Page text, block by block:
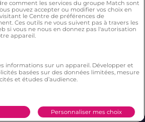
applicables aux Events
un contenu illégal
de personnes ayant déjà fait une
France, Italie et Espagne. Chiffre obtenu
résultats d’une enquête réalisée par
2023, sur 6011 personnes résidant en
âgés de plus de 18 ans,par rapport à la
tranche d’âge dans ces pays(Source
fait une rencontre sur Meetic.
et photo de profil est modérée
comment les services du groupe Match sont
pouvez accepter ou modifier vos choix en
le Centre de préférences de
Ces outils ne vous suivent pas à travers les
si vous ne nous en donnez pas l'autorisation
appareil.
informations sur un appareil. Développer et
basées sur des données limitées, mesure
et études d’audience.
Personnaliser mes choix